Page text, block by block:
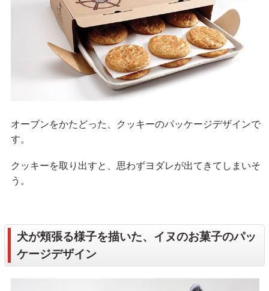
オーブンをかたどった、クッキーのパッケージデザインで
す。
クッキーを取り出すと、思わずヨダレが出てきてしまいそ
う。
犬が頬張る様子を描いた、イヌのお菓子のパッ
ケージデザイン